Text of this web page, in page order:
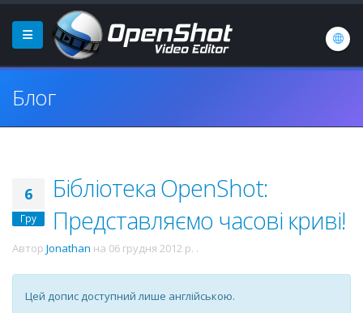
Блог
6
Гру
Бібліотека OpenShot:
Представляємо часові криві!
Автор Jonathan на 06 грудня 2012 р. .
Цей допис доступний лише англійською.